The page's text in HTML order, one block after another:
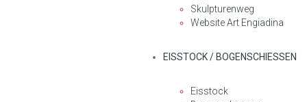
Skulpturenweg
Website Art Engiadina
EISSTOCK / BOGENSCHIESSEN
Eisstock